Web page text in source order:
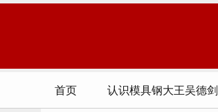
首页 认识模具钢大王吴德剑